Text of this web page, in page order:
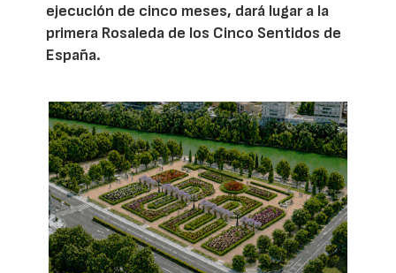
ejecución de cinco meses, dará lugar a la
primera Rosaleda de los Cinco Sentidos de
España.